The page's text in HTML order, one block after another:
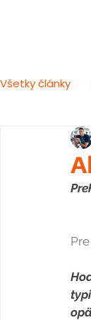
Všetky články